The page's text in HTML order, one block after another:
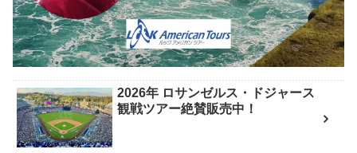
2026年 ロサンゼルス・ドジャース
観戦ツアー絶賛販売中！